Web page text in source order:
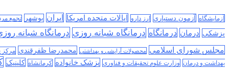
آزمایشگاه آزمون دستیاری ارز دارو ایالات متحده امریکا ایران بوشهر تجمع
پزشکی درمان درمانگاه درمانگاه شبانه روزی درمانگاه شبانه
مجلس شورای اسلامی محصولات آرایشی و بهداشتی محمدرضا ظفرقندی
بهداشت و درمان وزارت علوم تحقیقات و فناوری پزشک خانواده کرمانشاه کلینیک